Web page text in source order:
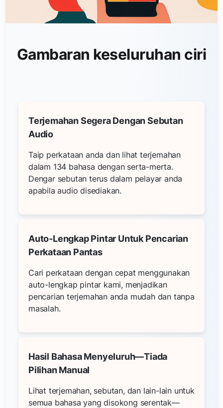
Gambaran keseluruhan ciri
Terjemahan Segera Dengan Sebutan
Audio
Taip perkataan anda dan lihat terjemahan
dalam 134 bahasa dengan serta-merta.
Dengar sebutan terus dalam pelayar anda
apabila audio disediakan.
Auto-Lengkap Pintar Untuk Pencarian
Perkataan Pantas
Cari perkataan dengan cepat menggunakan
auto-lengkap pintar kami, menjadikan
pencarian terjemahan anda mudah dan tanpa
masalah.
Hasil Bahasa Menyeluruh—Tiada
Pilihan Manual
Lihat terjemahan, sebutan, dan lain-lain untuk
semua bahasa yang disokong serentak—